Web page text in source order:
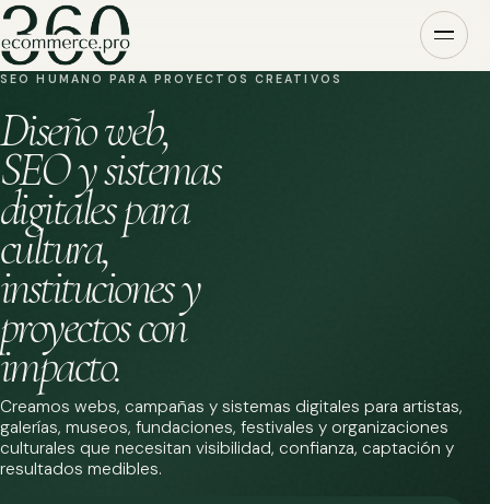
SEO HUMANO PARA PROYECTOS CREATIVOS
Diseño web,
SEO y sistemas
digitales para
cultura,
instituciones y
proyectos con
impacto.
Creamos webs, campañas y sistemas digitales para artistas,
galerías, museos, fundaciones, festivales y organizaciones
culturales que necesitan visibilidad, confianza, captación y
resultados medibles.